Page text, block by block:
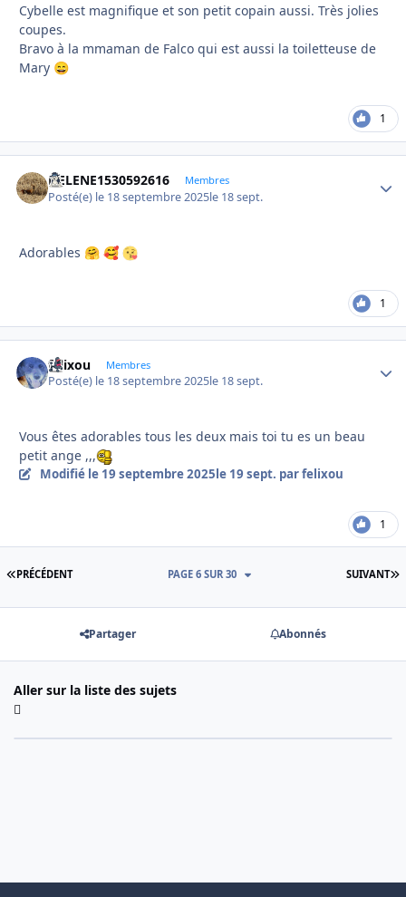
Cybelle est magnifique et son petit copain aussi. Très jolies
coupes.
Bravo à la mmaman de Falco qui est aussi la toiletteuse de
Mary 😄
1
HELENE1530592616 Membres
Posté(e) le 18 septembre 2025le 18 sept.
Adorables 🤗 🥰
1
felixou Membres
Posté(e) le 18 septembre 2025le 18 sept.
Vous êtes adorables tous les deux mais toi tu es un beau
petit ange ,,,
Modifié le 19 septembre 2025le 19 sept. par felixou
1
PREMIÈRE PAGE
PRÉCÉDENT SUIVANT
PAGE 6 SUR 30
Partager Abonnés
Aller sur la liste des sujets